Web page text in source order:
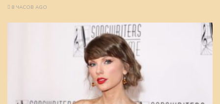
8 ЧАСОВ AGO